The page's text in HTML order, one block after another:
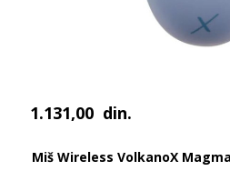
1.131,00 din.
Miš Wireless VolkanoX